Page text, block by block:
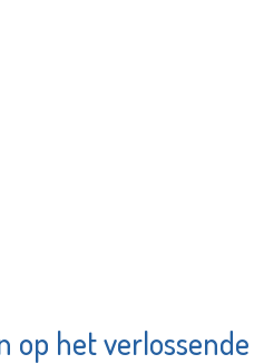
op het verlossende